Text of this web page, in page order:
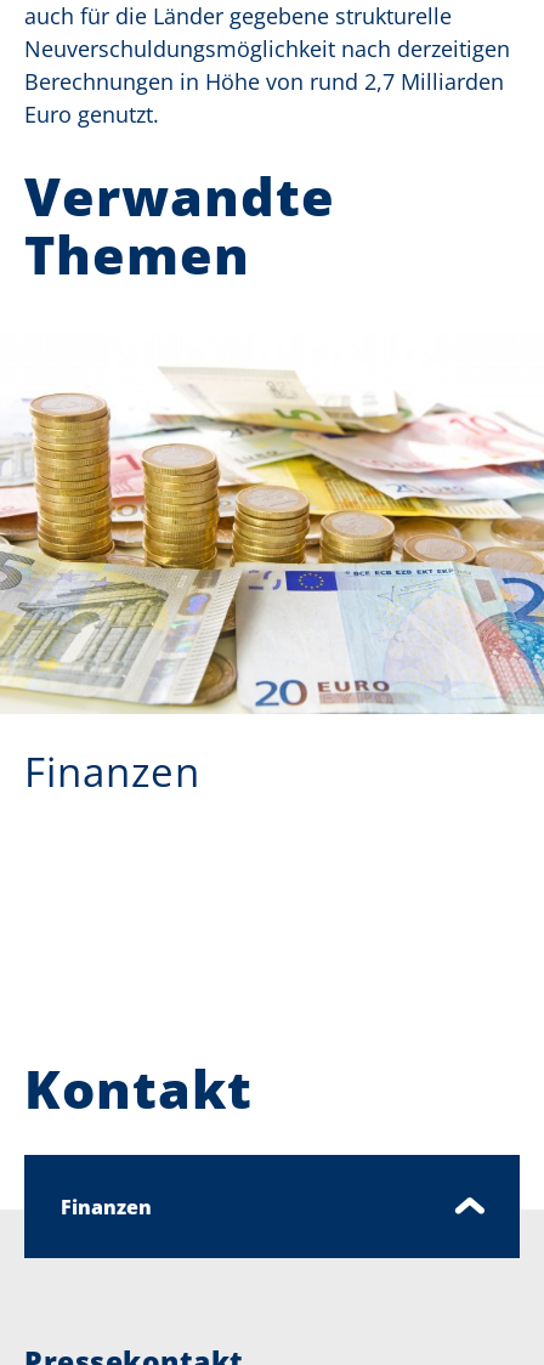
auch für die Länder gegebene strukturelle
Neuverschuldungsmöglichkeit nach derzeitigen
Berechnungen in Höhe von rund 2,7 Milliarden
Euro genutzt.
Verwandte
Themen
Finanzen
Kontakt
Finanzen